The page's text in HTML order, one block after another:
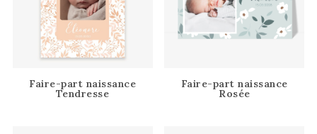
Faire-part naissance
Tendresse
Faire-part naissance
Rosée